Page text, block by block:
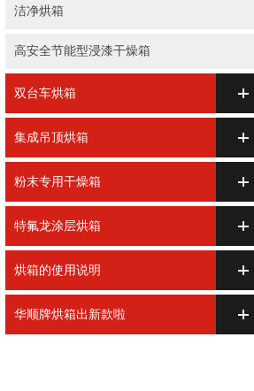
洁净烘箱
高安全节能型浸漆干燥箱
双台车烘箱
集成吊顶烘箱
粉末专用干燥箱
特氟龙涂层烘箱
烘箱的使用说明
华顺牌烘箱出新款啦